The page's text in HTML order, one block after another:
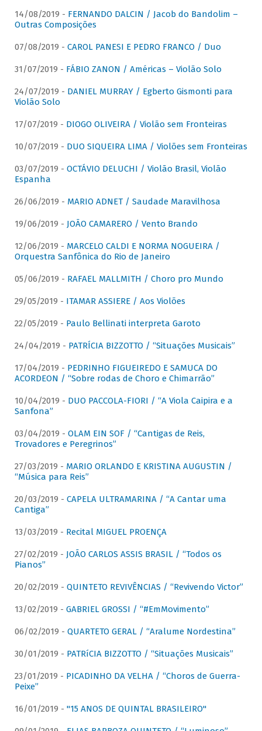
14/08/2019 - FERNANDO DALCIN / Jacob do Bandolim –
Outras Composições
07/08/2019 - CAROL PANESI E PEDRO FRANCO / Duo
31/07/2019 - FÁBIO ZANON / Américas – Violão Solo
24/07/2019 - DANIEL MURRAY / Egberto Gismonti para
Violão Solo
17/07/2019 - DIOGO OLIVEIRA / Violão sem Fronteiras
10/07/2019 - DUO SIQUEIRA LIMA / Violões sem Fronteiras
03/07/2019 - OCTÁVIO DELUCHI / Violão Brasil, Violão
Espanha
26/06/2019 - MARIO ADNET / Saudade Maravilhosa
19/06/2019 - JOÃO CAMARERO / Vento Brando
12/06/2019 - MARCELO CALDI E NORMA NOGUEIRA /
Orquestra Sanfônica do Rio de Janeiro
05/06/2019 - RAFAEL MALLMITH / Choro pro Mundo
29/05/2019 - ITAMAR ASSIERE / Aos Violões
22/05/2019 - Paulo Bellinati interpreta Garoto
24/04/2019 - PATRÍCIA BIZZOTTO / “Situações Musicais”
17/04/2019 - PEDRINHO FIGUEIREDO E SAMUCA DO
ACORDEON / “Sobre rodas de Choro e Chimarrão”
10/04/2019 - DUO PACCOLA-FIORI / “A Viola Caipira e a
Sanfona”
03/04/2019 - OLAM EIN SOF / “Cantigas de Reis,
Trovadores e Peregrinos”
27/03/2019 - MARIO ORLANDO E KRISTINA AUGUSTIN /
“Música para Reis”
20/03/2019 - CAPELA ULTRAMARINA / “A Cantar uma
Cantiga”
13/03/2019 - Recital MIGUEL PROENÇA
27/02/2019 - JOÃO CARLOS ASSIS BRASIL / “Todos os
Pianos”
20/02/2019 - QUINTETO REVIVÊNCIAS / “Revivendo Victor”
13/02/2019 - GABRIEL GROSSI / “#EmMovimento”
06/02/2019 - QUARTETO GERAL / “Aralume Nordestina”
30/01/2019 - PATRíCIA BIZZOTTO / “Situações Musicais”
23/01/2019 - PICADINHO DA VELHA / “Choros de Guerra-
Peixe”
16/01/2019 - "15 ANOS DE QUINTAL BRASILEIRO"